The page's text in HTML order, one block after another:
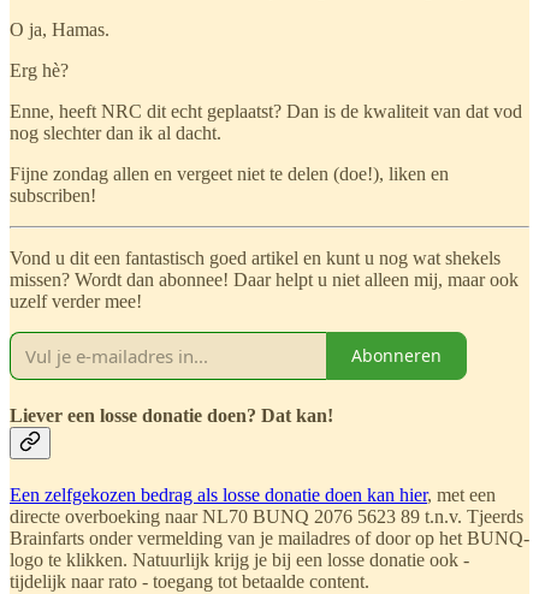
O ja, Hamas.
Erg hè?
Enne, heeft NRC dit echt geplaatst? Dan is de kwaliteit van dat vod
nog slechter dan ik al dacht.
Fijne zondag allen en vergeet niet te delen (doe!), liken en
subscriben!
Vond u dit een fantastisch goed artikel en kunt u nog wat shekels
missen? Wordt dan abonnee! Daar helpt u niet alleen mij, maar ook
uzelf verder mee!
Abonneren
Liever een losse donatie doen? Dat kan!
Een zelfgekozen bedrag als losse donatie doen kan hier, met een
directe overboeking naar NL70 BUNQ 2076 5623 89 t.n.v. Tjeerds
Brainfarts onder vermelding van je mailadres of door op het BUNQ-
logo te klikken. Natuurlijk krijg je bij een losse donatie ook -
tijdelijk naar rato - toegang tot betaalde content.